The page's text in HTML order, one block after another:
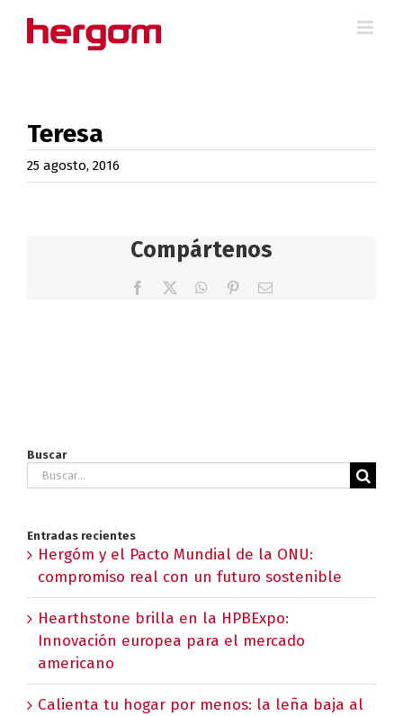
Teresa
25 agosto, 2016
Compártenos
Facebook WhatsApp
PinterestCorreo
Buscar
Buscar:
Entradas recientes
Hergóm y el Pacto Mundial de la ONU:
compromiso real con un futuro sostenible
Hearthstone brilla en la HPBExpo:
Innovación europea para el mercado
americano
Calienta tu hogar por menos: la leña baja al